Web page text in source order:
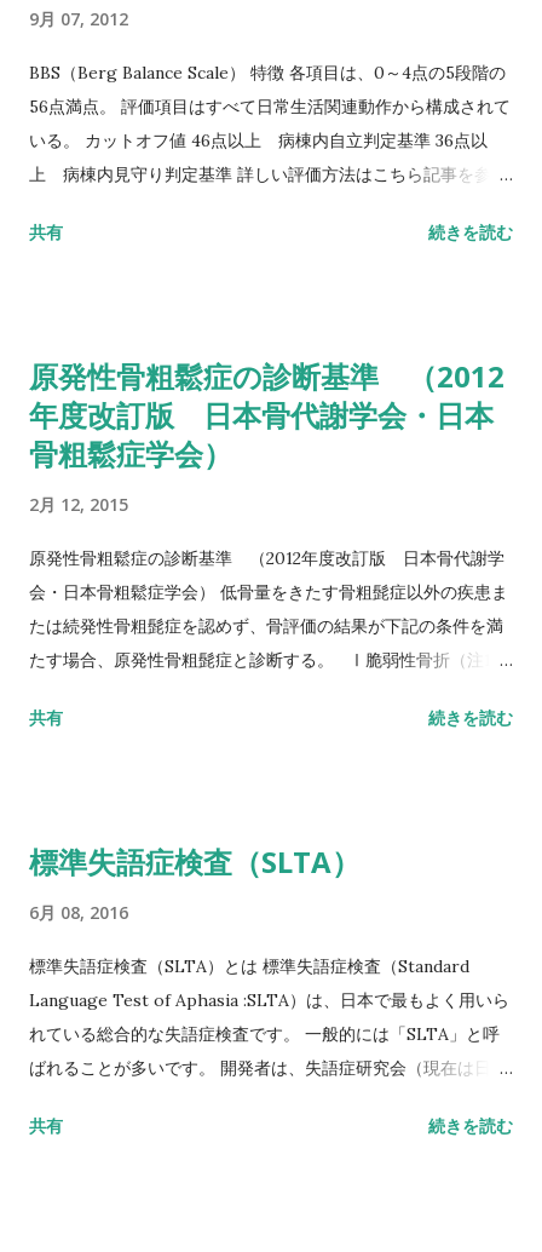
9月 07, 2012
BBS（Berg Balance Scale） 特徴 各項目は、0～4点の5段階の
56点満点。 評価項目はすべて日常生活関連動作から構成されて
いる。 カットオフ値 46点以上 病棟内自立判定基準 36点以
上 病棟内見守り判定基準 詳しい評価方法はこちら記事を参照
TUG（Timed Up to Go）テスト 方法 肘掛つきの椅子から立
詳しい評価方法はこちら記事を参照して下さい↓ タイムアップ
アンドゴーテスト TUG:Timed Up & Go Test 10m歩行テスト
方法 助走路（各3m）を含めた約16m（直線歩行路）を歩行し、
測する。 カットオフ 24.6秒：屋内歩行 11.6秒：屋外歩行 詳し
い評価方法はこちら記事を参照して下さい↓ 10メートル歩行テ
スト(10MWT)
共有 続きを読む
原発性骨粗鬆症の診断基準 （2012
年度改訂版 日本骨代謝学会・日本
骨粗鬆症学会）
2月 12, 2015
原発性骨粗鬆症の診断基準 （2012年度改訂版 日本骨代謝学
会・日本骨粗鬆症学会） 低骨量をきたす骨粗髭症以外の疾患ま
たは続発性骨粗髭症を認めず、骨評価の結果が下記の条件を満
たす場合、原発性骨粗髭症と診断する。 Ⅰ脆弱性骨折（注1）
の脆弱性骨折（注3）があり、骨密度（注4）がYAMの80％未満
性骨折、軽微な外力とは、立った姿勢からの転倒か、それ以下
を確認することが望ましい。 注3 そのほかの脆弱性骨折：軽微
な外力によって発生した非外傷性骨折で、骨折部位は肋骨、骨
盤（恥骨、坐骨、仙骨を含む）上腕骨近位部、焼骨遠位端、下
腿骨。 注4 骨密度は原則として腰椎または大腿骨近位部骨密度
SD値を採用することとする。 腰椎においてはL1～L4またはL2
共有 続きを読む
標準失語症検査（SLTA）
6月 08, 2016
標準失語症検査（SLTA）とは 標準失語症検査（Standard
Language Test of Aphasia :SLTA）は、日本で最もよく用いら
れている総合的な失語症検査です。 一般的には「SLTA」と呼
ばれることが多いです。 開発者は、失語症研究会（現在は日本
れ、最終試案は失語症者200人・非失語症者150人のデータをも
共有 続きを読む